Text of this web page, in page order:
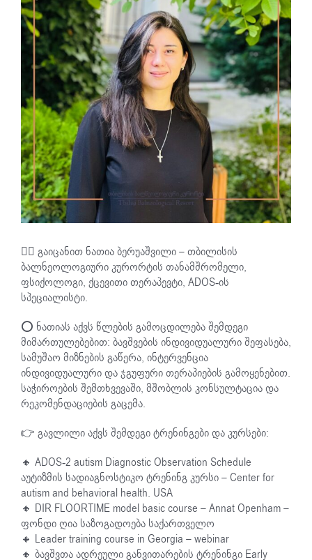
💁‍♀️ გაიცანით ნათია ბერუაშვილი – თბილისის
ბალნეოლოგიური კურორტის თანამშრომელი,
ფსიქოლოგი, ქცევითი თერაპევტი, ADOS-ის
სპეციალისტი.
⭕️ ნათიას აქვს წლების გამოცდილება შემდეგი
მიმართულებებით: ბავშვების ინდივიდუალური შეფასება,
სამუშაო მიზნების გაწერა, ინტერვენცია
ინდივიდუალური და ჯგუფური თერაპიების გამოყენებით.
საჭიროების შემთხვევაში, მშობლის კონსულტაცია და
რეკომენდაციების გაცემა.
👉 გავლილი აქვს შემდეგი ტრენინგები და კურსები:
🔸 ADOS-2 autism Diagnostic Observation Schedule
აუტიზმის სადიაგნოსტიკო ტრენინგ კურსი – Center for
autism and behavioral health. USA
🔸 DIR FLOORTIME model basic course – Annat Openham –
ფონდი ღია საზოგადოება საქართველო
🔸 Leader training course in Georgia – webinar
🔸 ბავშვთა ადრეული განვითარების ტრენინგი Early